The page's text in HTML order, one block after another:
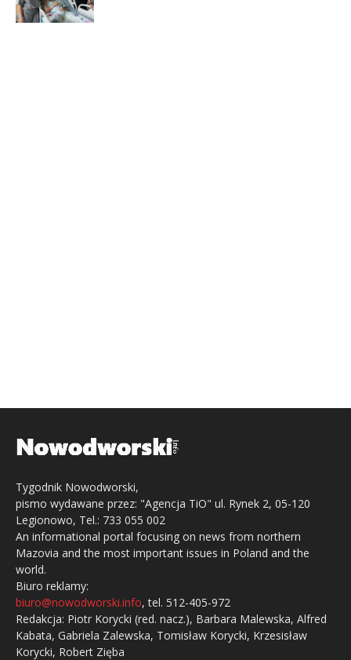
Tygodnik Nowodworski,
pismo wydawane przez: "Agencja TiO" ul. Rynek 2, 05-120
Legionowo, Tel.: 733 055 002
An informational portal focusing on news from northern
Mazovia and the most important issues in Poland and the
world.
Biuro reklamy:
biuro@nowodworski.info, tel. 512-405-972
Redakcja: Piotr Korycki (red. nacz.), Barbara Malewska, Alfred
Kabata, Gabriela Zalewska, Tomisław Korycki, Krzesisław
Korycki, Robert Zięba